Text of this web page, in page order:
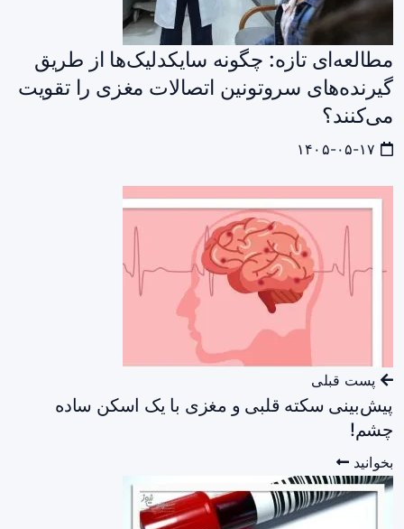
مطالعه‌ای تازه: چگونه سایکدلیک‌ها از طریق
گیرنده‌های سروتونین اتصالات مغزی را تقویت
می‌کنند؟
پست قبلی
پیش‌بینی سکته قلبی و مغزی با یک اسکن ساده
چشم!
بخوانید